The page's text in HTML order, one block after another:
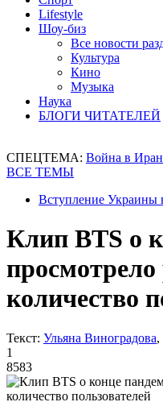
Lifestyle
Шоу-биз
Все новости
Культура
Кино
Музыка
Наука
БЛОГИ ЧИТАТЕЛЕЙ
СПЕЦТЕМА: Война в
ВСЕ ТЕМЫ
Вступление Украины
Клип BTS о
просмотрело
количество
Текст: Ульяна Виноградова,
1
8583